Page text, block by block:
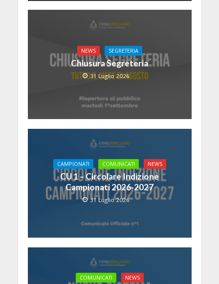
NEWS SEGRETERIA
Chiusura Segreteria
31 Luglio 2026
CAMPIONATI COMUNICATI NEWS
CU 1 – Circolare Indizione
Campionati 2026-2027
31 Luglio 2026
COMUNICATI NEWS